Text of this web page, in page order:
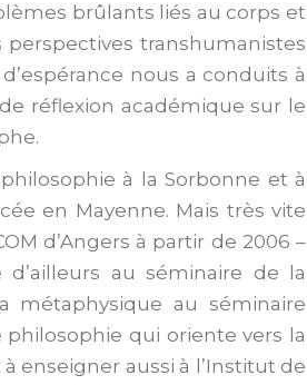
brûlants liés au corps et
perspectives transhumanistes
nous a conduits à
réflexion académique sur le
à la Sorbonne et à
en Mayenne. Mais très vite
d’Angers à partir de 2006 –
au séminaire de la
métaphysique au séminaire
qui oriente vers la
enseigner aussi à l’Institut de